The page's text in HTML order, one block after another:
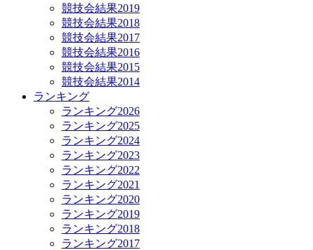
競技会結果2019
競技会結果2018
競技会結果2017
競技会結果2016
競技会結果2015
競技会結果2014
ランキング
ランキング2026
ランキング2025
ランキング2024
ランキング2023
ランキング2022
ランキング2021
ランキング2020
ランキング2019
ランキング2018
ランキング2017